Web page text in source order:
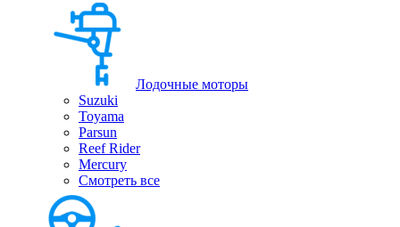
Лодочные моторы
Suzuki
Toyama
Parsun
Reef Rider
Mercury
Смотреть все